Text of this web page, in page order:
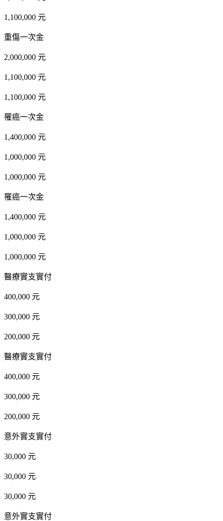
1,100,000 元
重傷一次金
2,000,000 元
1,100,000 元
1,100,000 元
罹癌一次金
1,400,000 元
1,000,000 元
1,000,000 元
罹癌一次金
1,400,000 元
1,000,000 元
1,000,000 元
醫療實支實付
400,000 元
300,000 元
200,000 元
醫療實支實付
400,000 元
300,000 元
200,000 元
意外實支實付
30,000 元
30,000 元
30,000 元
意外實支實付